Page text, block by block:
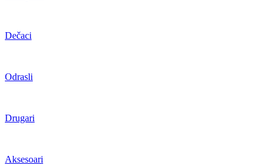
Dečaci
Odrasli
Drugari
Aksesoari